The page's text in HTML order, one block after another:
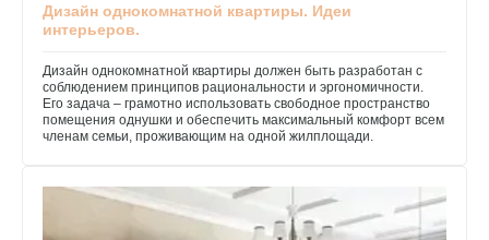
Дизайн однокомнатной квартиры. Идеи
интерьеров.
Дизайн однокомнатной квартиры должен быть разработан с
соблюдением принципов рациональности и эргономичности.
Его задача – грамотно использовать свободное пространство
помещения однушки и обеспечить максимальный комфорт всем
членам семьи, проживающим на одной жилплощади.